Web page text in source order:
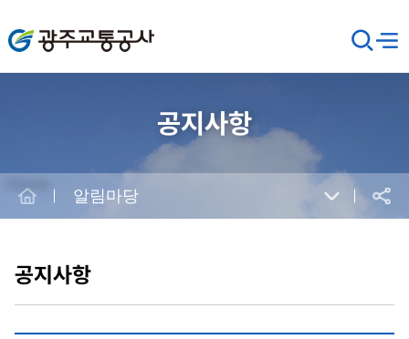
광주교통공사
검
색
창
메뉴
공지사항
공유
알림마당
공지사항